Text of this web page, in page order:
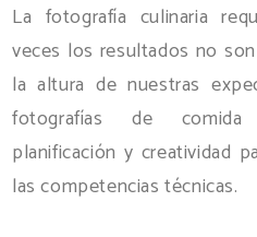
La fotografía culinaria
veces los resultados no
la altura de nuestras
fotografías de comida
planificación y creatividad
las competencias técnicas.